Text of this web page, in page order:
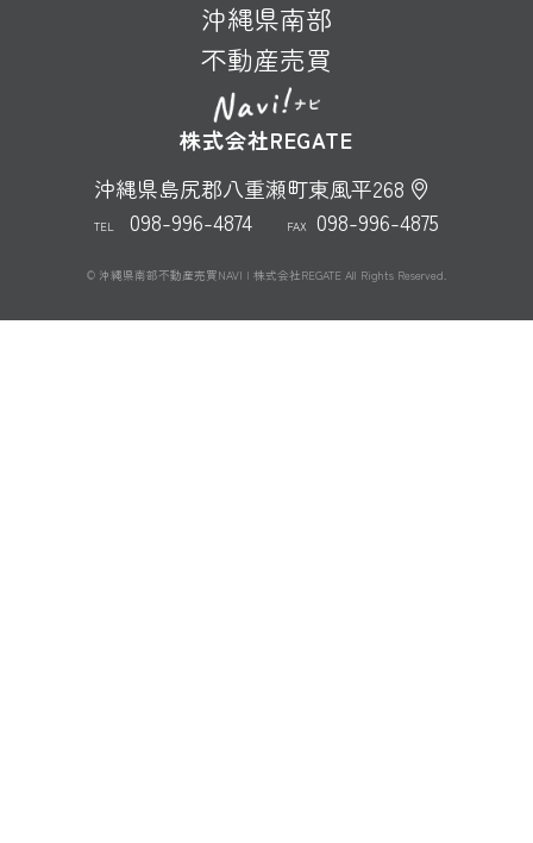
沖縄県南部
不動産売買
株式会社REGATE
沖縄県島尻郡八重瀬町東風平268
TEL 098-996-4874 FAX 098-996-4875
© 沖縄県南部不動産売買NAVI | 株式会社REGATE All Rights Reserved.